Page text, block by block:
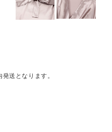
送となります。